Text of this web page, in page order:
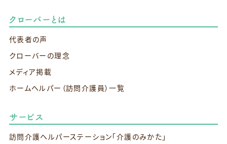
クローバーとは
代表者の声
クローバーの理念
メディア掲載
ホームヘルパー（訪問介護員）一覧
サービス
訪問介護ヘルパーステーション「介護のみかた」